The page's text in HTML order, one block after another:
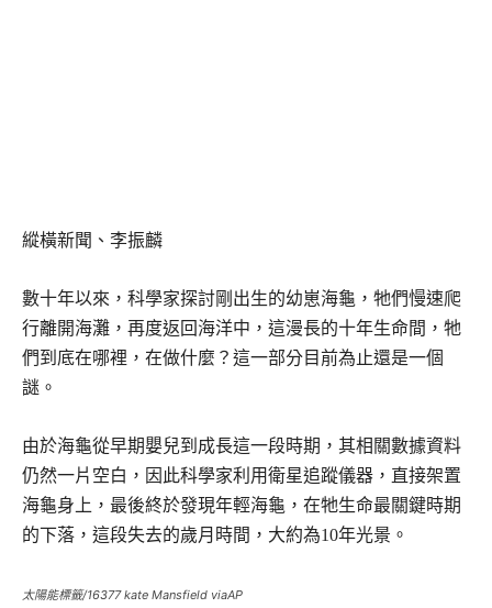
縱橫新聞、李振麟
數十年以來，科學家探討剛出生的幼崽海龜，牠們慢速爬
行離開海灘，再度返回海洋中，這漫長的十年生命間，牠
們到底在哪裡，在做什麼？這一部分目前為止還是一個
謎。
由於海龜從早期嬰兒到成長這一段時期，其相關數據資料
仍然一片空白，因此科學家利用衛星追蹤儀器，直接架置
海龜身上，最後終於發現年輕海龜，在牠生命最關鍵時期
的下落，這段失去的歲月時間，大約為10年光景。
太陽能標籤/16377 kate Mansfield viaAP